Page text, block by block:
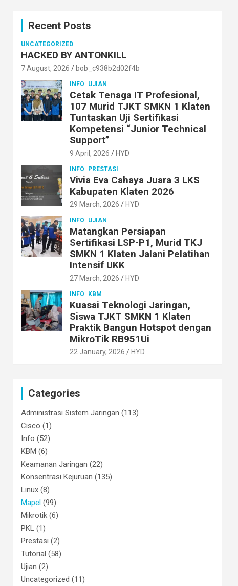
Recent Posts
UNCATEGORIZED
HACKED BY ANTONKILL
7 August, 2026 bob_c938b2d02f4b
INFO UJIAN
Cetak Tenaga IT Profesional,
107 Murid TJKT SMKN 1 Klaten
Tuntaskan Uji Sertifikasi
Kompetensi “Junior Technical
Support”
9 April, 2026 HYD
INFO PRESTASI
Vivia Eva Cahaya Juara 3 LKS
Kabupaten Klaten 2026
29 March, 2026 HYD
INFO UJIAN
Matangkan Persiapan
Sertifikasi LSP-P1, Murid TKJ
SMKN 1 Klaten Jalani Pelatihan
Intensif UKK
27 March, 2026 HYD
INFO KBM
Kuasai Teknologi Jaringan,
Siswa TJKT SMKN 1 Klaten
Praktik Bangun Hotspot dengan
MikroTik RB951Ui
22 January, 2026 HYD
Categories
Administrasi Sistem Jaringan (113)
Cisco (1)
Info (52)
KBM (6)
Keamanan Jaringan (22)
Konsentrasi Kejuruan (135)
Linux (8)
Mapel (99)
Mikrotik (6)
PKL (1)
Prestasi (2)
Tutorial (58)
Ujian (2)
Uncategorized (11)